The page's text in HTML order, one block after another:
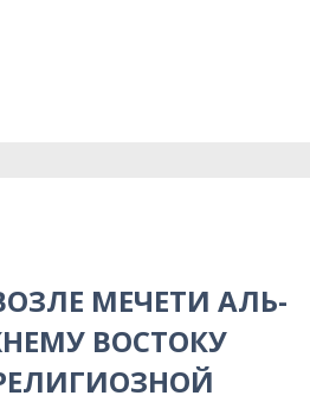
МЕЧЕТИ АЛЬ-
ВОСТОКУ